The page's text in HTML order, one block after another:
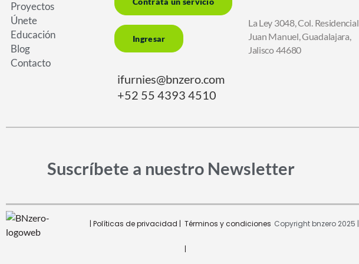
Proyectos
Únete
Educación
Blog
Contacto
Ingresar
ifurnies@bnzero.com
+52 55 4393 4510
La Ley 3048, Col. Residencial
Juan Manuel,Guadalajara,
Jalisco 44680
Suscríbete a nuestro Newsletter
| Políticas de privacidad | Términos y condiciones
|
Copyright bnzero 2025 |